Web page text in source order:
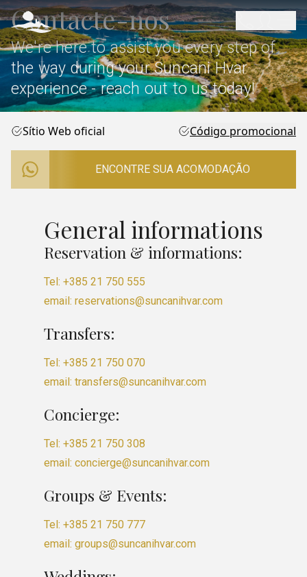
Contacte-nos
We're here to assist you every step of
the way during your Suncani Hvar
experience - reach out to us today!
Sítio Web oficial Código promocional
ENCONTRE SUA ACOMODAÇÃO
General informations
Reservation & informations:
Tel: +385 21 750 555
email: reservations@suncanihvar.com
Transfers:
Tel: +385 21 750 070
email: transfers@suncanihvar.com
Concierge:
Tel: +385 21 750 308
email: concierge@suncanihvar.com
Groups & Events:
Tel: +385 21 750 777
email: groups@suncanihvar.com